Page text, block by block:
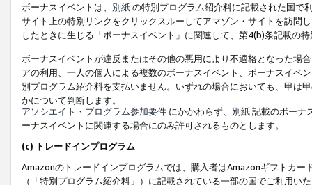
ボーナスイベントは、 別紙の特別プログラム紹介料に記載された国で
サイト上の特別リンクをクリックスルーしてアマゾン・サイトを訪問
したときに生じる「ボーナスイベント」に関連して、第4(b)条記載の
ボーナスイベントが違反またはその他の悪用により不適格となった場
アの利用、一人の個人による複数のボーナスイベント、ボーナスイベ
別プログラム紹介料を支払いません。いずれの場合においても、甲は
かについて判断します。
アソシエイト・プログラム参加要件 にかかわらず、 別紙記載のボーナ
ーナスイベントに関連する場合にのみ許可されるものとします。
(c) トレードインプログラム
Amazonのトレードインプログラムでは、購入者はAmazonギフトカ
（「特別プログラム紹介料」）に記載されている一部の国でご利用い